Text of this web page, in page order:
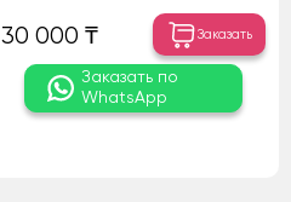
30 000 ₸ Заказать
Заказать по
WhatsApp